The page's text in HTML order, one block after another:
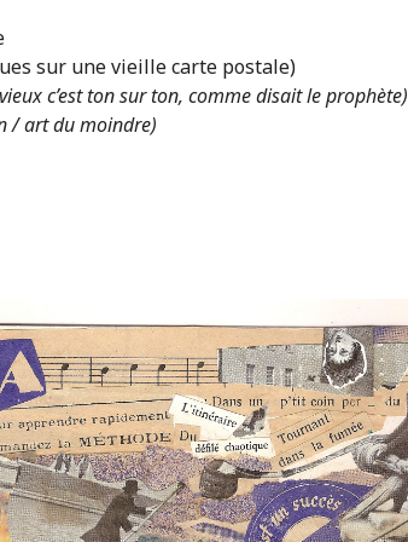
sur une vieille carte postale)
c’est ton sur ton, comme disait le prophète)
/ art du moindre)